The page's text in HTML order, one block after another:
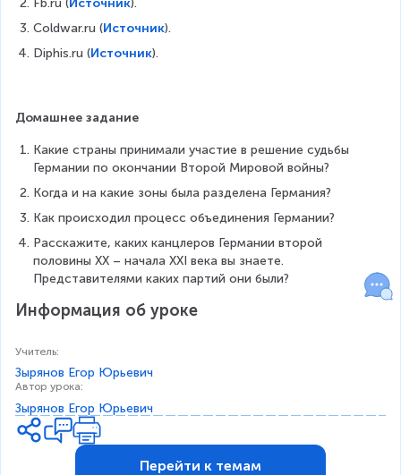
Coldwar.ru (Источник).
Diphis.ru (Источник).
Домашнее задание
Какие страны принимали участие в решение судьбы
Германии по окончании Второй Мировой войны?
Когда и на какие зоны была разделена Германия?
Как происходил процесс объединения Германии?
Расскажите, каких канцлеров Германии второй
половины XX – начала XXI века вы знаете.
Представителями каких партий они были?
Информация об уроке
Учитель:
Зырянов Егор Юрьевич
Автор урока:
Зырянов Егор Юрьевич
Перейти к темам